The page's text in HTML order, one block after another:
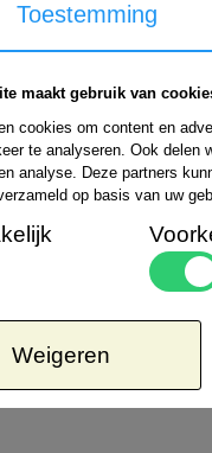
verzonden
volgende verzendmogelijkheden
Nederland) => Kosteloos
werkdagen => € 8,50*
Toestemming
maakt gebruik van
cookies om content en
te analyseren. Ook delen
analyse. Deze partners
op basis van uw
Weigeren